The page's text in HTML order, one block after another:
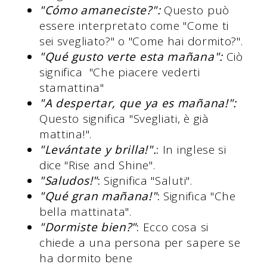
"Cómo amaneciste?": Questo può
essere interpretato come "Come ti
sei svegliato?" o "Come hai dormito?".
"Qué gusto verte esta mañana": Ciò
significa "Che piacere vederti
stamattina"
"A despertar, que ya es mañana!":
Questo significa "Svegliati, è già
mattina!".
"Levántate y brilla!".: In inglese si
dice "Rise and Shine".
"Saludos!": Significa "Saluti".
"Qué gran mañana!": Significa "Che
bella mattinata".
"Dormiste bien?": Ecco cosa si
chiede a una persona per sapere se
ha dormito bene